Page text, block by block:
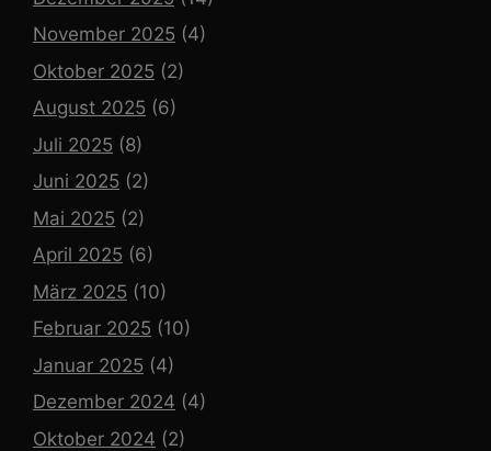
November 2025 (4)
Oktober 2025 (2)
August 2025 (6)
Juli 2025 (8)
Juni 2025 (2)
Mai 2025 (2)
April 2025 (6)
März 2025 (10)
Februar 2025 (10)
Januar 2025 (4)
Dezember 2024 (4)
Oktober 2024 (2)